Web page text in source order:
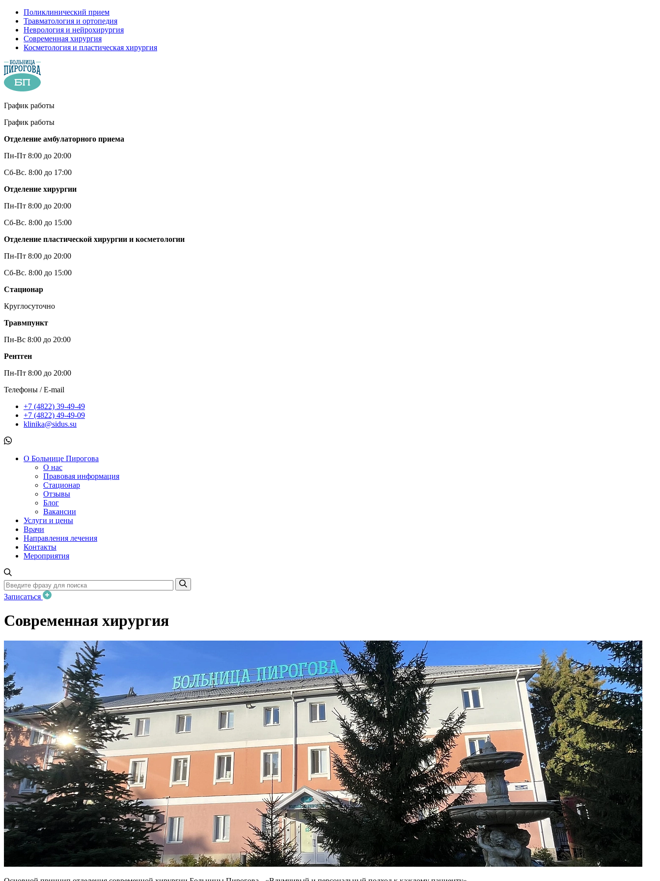
Поликлинический прием
Травматология и ортопедия
Неврология и нейрохирургия
Современная хирургия
Косметология и пластическая хирургия
График работы
График работы
Отделение амбулаторного приема
Пн-Пт 8:00 до 20:00
Сб-Вс. 8:00 до 17:00
Отделение хирургии
Пн-Пт 8:00 до 20:00
Сб-Вс. 8:00 до 15:00
Отделение пластической хирургии и косметологии
Пн-Пт 8:00 до 20:00
Сб-Вс. 8:00 до 15:00
Стационар
Круглосуточно
Травмпункт
Пн-Вс 8:00 до 20:00
Рентген
Пн-Пт 8:00 до 20:00
Телефоны / E-mail
+7 (4822) 39-49-49
+7 (4822) 49-49-09
klinika@sidus.su
О Больнице Пирогова
О нас
Правовая информация
Стационар
Отзывы
Блог
Вакансии
Услуги и цены
Врачи
Направления лечения
Контакты
Мероприятия
Записаться
Современная хирургия